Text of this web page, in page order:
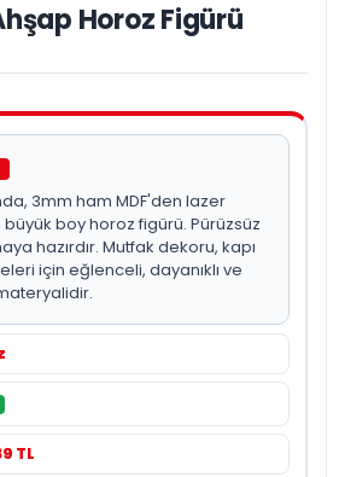
Horoz Figürü
3mm ham MDF'den lazer
boy horoz figürü. Pürüzsüz
hazırdır. Mutfak dekoru, kapı
için eğlenceli, dayanıklı ve
TL